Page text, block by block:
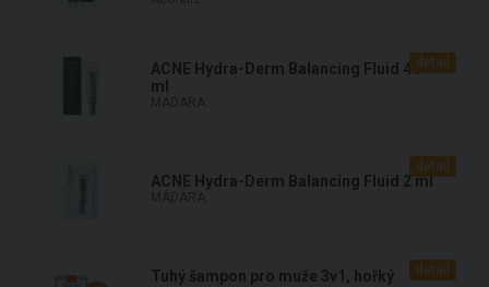
ACNE Hydra-Derm Balancing Fluid 40
ml
detail
ACNE Hydra-Derm Balancing Fluid 2 ml
detail
Tuhý šampon pro muže 3v1, hořký
detail